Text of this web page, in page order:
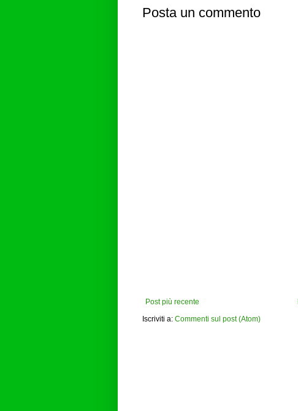
Posta un commento
Post più recente
Iscriviti a: Commenti sul post (Atom)